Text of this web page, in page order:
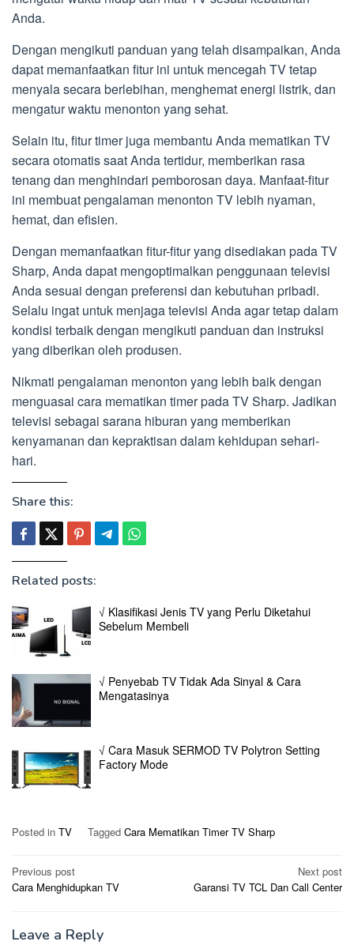
Anda.
Dengan mengikuti panduan yang telah disampaikan, Anda
dapat memanfaatkan fitur ini untuk mencegah TV tetap
menyala secara berlebihan, menghemat energi listrik, dan
mengatur waktu menonton yang sehat.
Selain itu, fitur timer juga membantu Anda mematikan TV
secara otomatis saat Anda tertidur, memberikan rasa
tenang dan menghindari pemborosan daya. Manfaat-fitur
ini membuat pengalaman menonton TV lebih nyaman,
hemat, dan efisien.
Dengan memanfaatkan fitur-fitur yang disediakan pada TV
Sharp, Anda dapat mengoptimalkan penggunaan televisi
Anda sesuai dengan preferensi dan kebutuhan pribadi.
Selalu ingat untuk menjaga televisi Anda agar tetap dalam
kondisi terbaik dengan mengikuti panduan dan instruksi
yang diberikan oleh produsen.
Nikmati pengalaman menonton yang lebih baik dengan
menguasai cara mematikan timer pada TV Sharp. Jadikan
televisi sebagai sarana hiburan yang memberikan
kenyamanan dan kepraktisan dalam kehidupan sehari-
hari.
Share this:
Related posts:
√ Klasifikasi Jenis TV yang Perlu Diketahui
Sebelum Membeli
√ Penyebab TV Tidak Ada Sinyal & Cara
Mengatasinya
√ Cara Masuk SERMOD TV Polytron Setting
Factory Mode
Posted in TV Tagged Cara Mematikan Timer TV Sharp
Post
navigation
Previous post
Cara Menghidupkan TV
Next post
Garansi TV TCL Dan Call Center
Leave a Reply